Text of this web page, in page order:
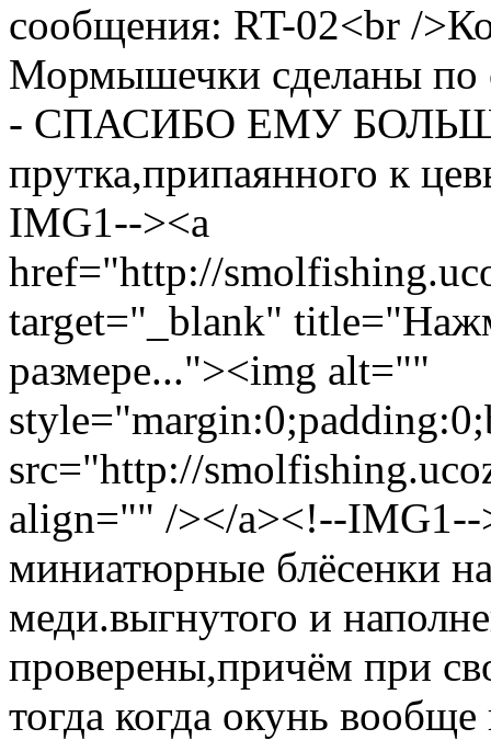
сообщения: RT-02<br /
Мормышечки сделаны по
- СПАСИБО ЕМУ
прутка,припаянного к
IMG1--><a
href="http://
target="_blank"
размере..."><img alt=""
src="http://
align="" /></a><!--
миниатюрные блёсенки
меди.выгнутого и
проверены,причём при
тогда когда окунь вообще